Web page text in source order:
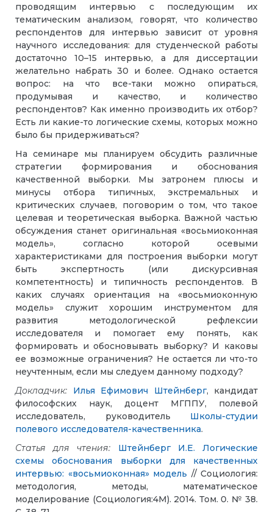
проводящим интервью с последующим их
тематическим анализом, говорят, что количество
респондентов для интервью зависит от уровня
научного исследования: для студенческой работы
достаточно 10–15 интервью, а для диссертации
желательно набрать 30 и более. Однако остается
вопрос: на что все-таки можно опираться,
продумывая и качество, и количество
респондентов? Как именно производить их отбор?
Есть ли какие-то логические схемы, которых можно
было бы придерживаться?
На семинаре мы планируем обсудить различные
стратегии формирования и обоснования
качественной выборки. Мы затронем плюсы и
минусы отбора типичных, экстремальных и
критических случаев, поговорим о том, что такое
целевая и теоретическая выборка. Важной частью
обсуждения станет оригинальная «восьмиоконная
модель», согласно которой осевыми
характеристиками для построения выборки могут
быть экспертность (или дискурсивная
компетентность) и типичность респондентов. В
каких случаях ориентация на «восьмиоконную
модель» служит хорошим инструментом для
развития методологической рефлексии
исследователя и помогает ему понять, как
формировать и обосновывать выборку? И каковы
ее возможные ограничения? Не остается ли что-то
неучтенным, если мы следуем данному подходу?
Докладчик:
Илья Ефимович Штейнберг, кандидат
философских наук, доцент МГППУ, полевой
исследователь, руководитель Школы-студии
полевого исследователя-качественника.
Статья для чтения:
Штейнберг И.Е. Логические
схемы обоснования выборки для качественных
интервью: «восьмиоконная» модель // Социология:
методология, методы, математическое
моделирование (Социология:4М). 2014. Том. 0. № 38.